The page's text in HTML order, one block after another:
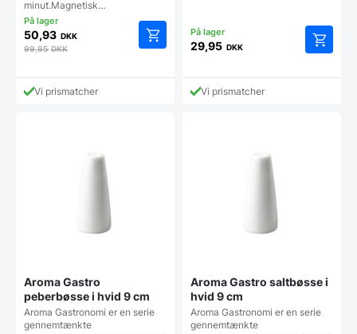
minut.Magnetisk…
50,93 DKK
99,95DKK
Vi prismatcher
29,95 DKK
Vi prismatcher
Aroma Gastro
peberbøsse i hvid 9 cm
Aroma Gastronomi er en serie
gennemtænkte
Aroma Gastro saltbøsse i
hvid 9 cm
Aroma Gastronomi er en serie
gennemtænkte